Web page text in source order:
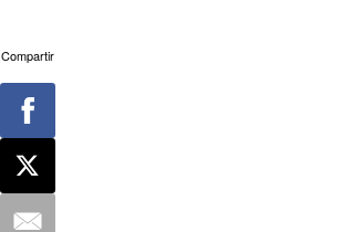
Compartir